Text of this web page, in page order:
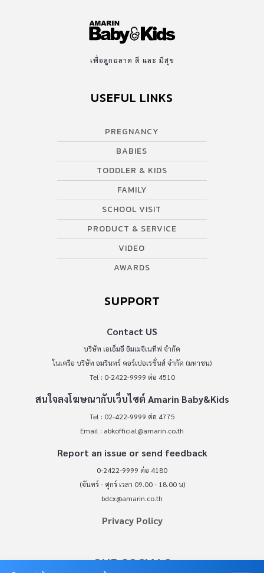
นอนกันกรดไหล ย้อน กันลูกน้อยแหวะนม เบาะนอนรุ่น Memory
Foam ออกแบบตัดเย็บอย่างพิถีพิถันด้วยวัสดุสุดพรีเมียม memory
foam flake ที่ช่วยรองรับสรีระเด็กได้ดีที่สุด และระบายอากาศอย่างดี
เพื่อลูกฉลาด ดี และ มีสุข
USEFUL LINKS
PREGNANCY
BABIES
TODDLER & KIDS
FAMILY
SCHOOL VISIT
PRODUCT & SERVICE
VIDEO
AWARDS
SUPPORT
Contact US
บริษัท เอเอ็มอี อิมเมจิเนทีฟ จำกัด
ในเครือ บริษัท อมรินทร์ คอร์เปอเรชั่นส์ จำกัด (มหาชน)
Tel : 0-2422-9999 ต่อ 4510
สนใจลงโฆษณากับเว็บไซต์ Amarin Baby&Kids
Tel : 02-422-9999 ต่อ 4775
Email : abkofficial@amarin.co.th
Report an issue or send feedback
0-2422-9999 ต่อ 4180
(จันทร์ - ศุกร์ เวลา 09.00 - 18.00 น)
bdcx@amarin.co.th
Privacy Policy
OUR SOCIALS